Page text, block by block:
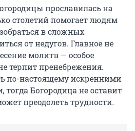
прославилась на
столетий помогает людям
в сложных
от недугов. Главное не
молитв — особое
терпит пренебрежения.
по-настоящему искренними
тогда Богородица не оставит
преодолеть трудности.